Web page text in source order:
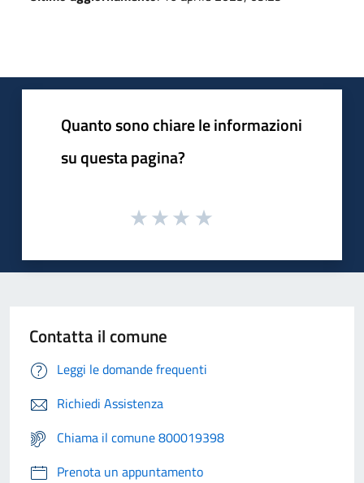
Quanto sono chiare le informazioni
su questa pagina?
Contatta il comune
Leggi le domande frequenti
Richiedi Assistenza
Chiama il comune 800019398
Prenota un appuntamento